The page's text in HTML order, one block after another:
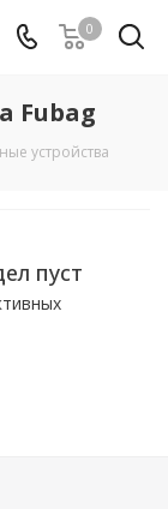
0
Fubag
устройства
пуст